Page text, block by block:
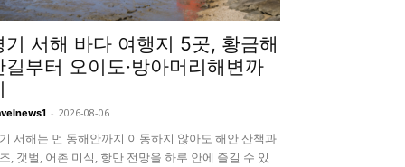
기 서해 바다 여행지 5곳, 황금해
길부터 오이도·방아머리해변까
- 2026-08-06
서해는 먼 동해안까지 이동하지 않아도 해안 산책과
, 갯벌, 어촌 미식, 항만 전망을 하루 안에 즐길 수 있